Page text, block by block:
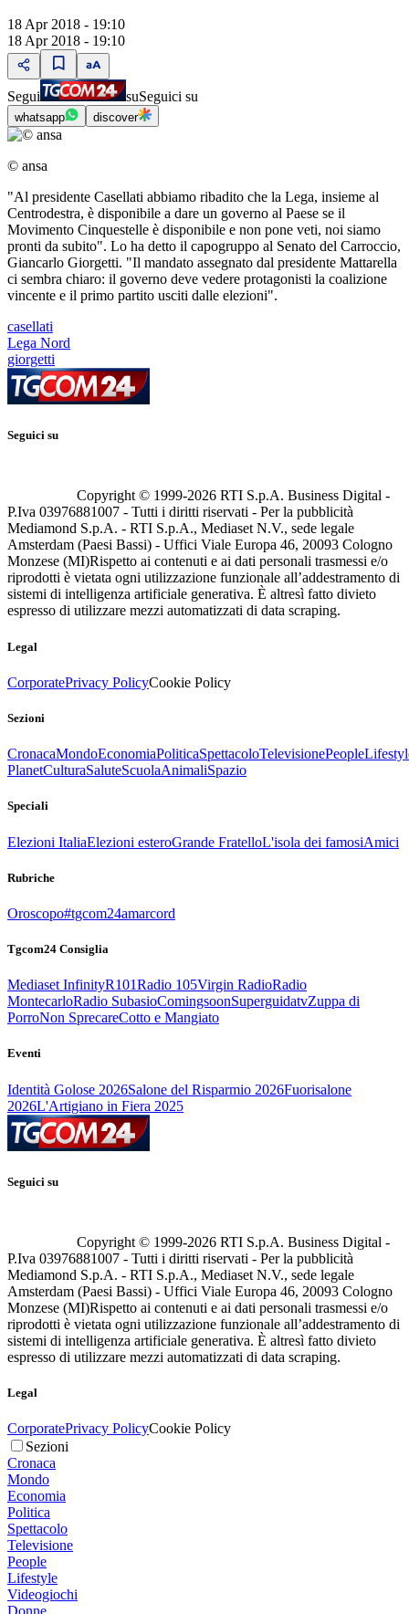
18 Apr 2018 - 19:10
18 Apr 2018 - 19:10
Segui suSeguici su
whatsapp discover
© ansa
"Al presidente Casellati abbiamo ribadito che la Lega, insieme al
Centrodestra, è disponibile a dare un governo al Paese se il
Movimento Cinquestelle è disponibile e non pone veti, noi siamo
pronti da subito". Lo ha detto il capogruppo al Senato del Carroccio,
Giancarlo Giorgetti. "Il mandato assegnato dal presidente Mattarella
ci sembra chiaro: il governo deve vedere protagonisti la coalizione
vincente e il primo partito usciti dalle elezioni".
casellati
Lega Nord
giorgetti
Seguici su
Copyright © 1999-2026 RTI S.p.A. Business Digital -
P.Iva 03976881007 - Tutti i diritti riservati - Per la pubblicità
Mediamond S.p.A. - RTI S.p.A., Mediaset N.V., sede legale
Amsterdam (Paesi Bassi) - Uffici Viale Europa 46, 20093 Cologno
Monzese (MI)Rispetto ai contenuti e ai dati personali trasmessi e/o
riprodotti è vietata ogni utilizzazione funzionale all’addestramento di
sistemi di intelligenza artificiale generativa. È altresì fatto divieto
espresso di utilizzare mezzi automatizzati di data scraping.
Legal
CorporatePrivacy PolicyCookie Policy
Sezioni
CronacaMondoEconomiaPoliticaSpettacoloTelevisionePeople
PlanetCulturaSaluteScuolaAnimaliSpazio
Speciali
Elezioni ItaliaElezioni esteroGrande FratelloL'isola dei famosiAmici
Rubriche
Oroscopo#tgcom24amarcord
Tgcom24 Consiglia
Mediaset InfinityR101Radio 105Virgin RadioRadio
MontecarloRadio SubasioComingsoonSuperguidatvZuppa di
PorroNon SprecareCotto e Mangiato
Eventi
Identità Golose 2026Salone del Risparmio 2026Fuorisalone
2026L'Artigiano in Fiera 2025
Seguici su
Copyright © 1999-2026 RTI S.p.A. Business Digital -
P.Iva 03976881007 - Tutti i diritti riservati - Per la pubblicità
Mediamond S.p.A. - RTI S.p.A., Mediaset N.V., sede legale
Amsterdam (Paesi Bassi) - Uffici Viale Europa 46, 20093 Cologno
Monzese (MI)Rispetto ai contenuti e ai dati personali trasmessi e/o
riprodotti è vietata ogni utilizzazione funzionale all’addestramento di
sistemi di intelligenza artificiale generativa. È altresì fatto divieto
espresso di utilizzare mezzi automatizzati di data scraping.
Legal
CorporatePrivacy PolicyCookie Policy
Sezioni
Cronaca
Mondo
Economia
Politica
Spettacolo
Televisione
People
Lifestyle
Videogiochi